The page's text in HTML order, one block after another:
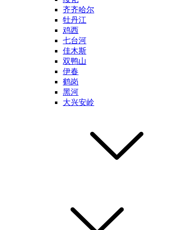
齐齐哈尔
牡丹江
鸡西
七台河
佳木斯
双鸭山
伊春
鹤岗
黑河
大兴安岭